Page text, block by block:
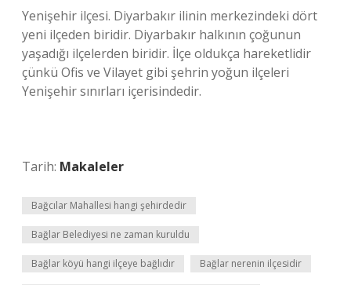
Yenişehir ilçesi. Diyarbakır ilinin merkezindeki dört
yeni ilçeden biridir. Diyarbakır halkının çoğunun
yaşadığı ilçelerden biridir. İlçe oldukça hareketlidir
çünkü Ofis ve Vilayet gibi şehrin yoğun ilçeleri
Yenişehir sınırları içerisindedir.
Tarih: Makaleler
Bağcılar Mahallesi hangi şehirdedir
Bağlar Belediyesi ne zaman kuruldu
Bağlar köyü hangi ilçeye bağlıdır Bağlar nerenin ilçesidir